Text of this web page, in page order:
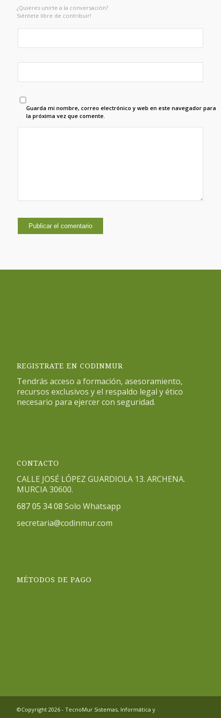
¿Quieres unirte a la conversación?
Siéntete libre de contribuir!
Guarda mi nombre, correo electrónico y web en este navegador para
la próxima vez que comente.
REGISTRATE EN CODINMUR
Tendrás acceso a formación, asesoramiento,
recursos exclusivos y el respaldo legal y ético
necesario para ejercer con seguridad.
CONTACTO
CALLE JOSÉ LÓPEZ GUARDIOLA 13. ARCHENA.
MURCIA 30600.
687 05 34 08 Solo Whatsapp
secretaria@codinmur.com
MÉTODOS DE PAGO
©Copyright 2026 - TecnoMur Sistemas, Informática y